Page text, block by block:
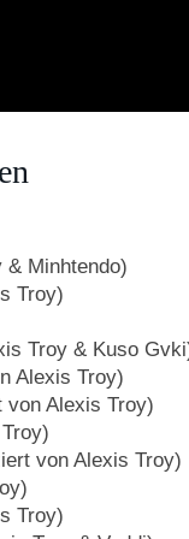
Minhtendo)
Troy)
Troy & Kuso
Alexis Troy)
von Alexis Troy)
von Alexis Troy)
Troy)